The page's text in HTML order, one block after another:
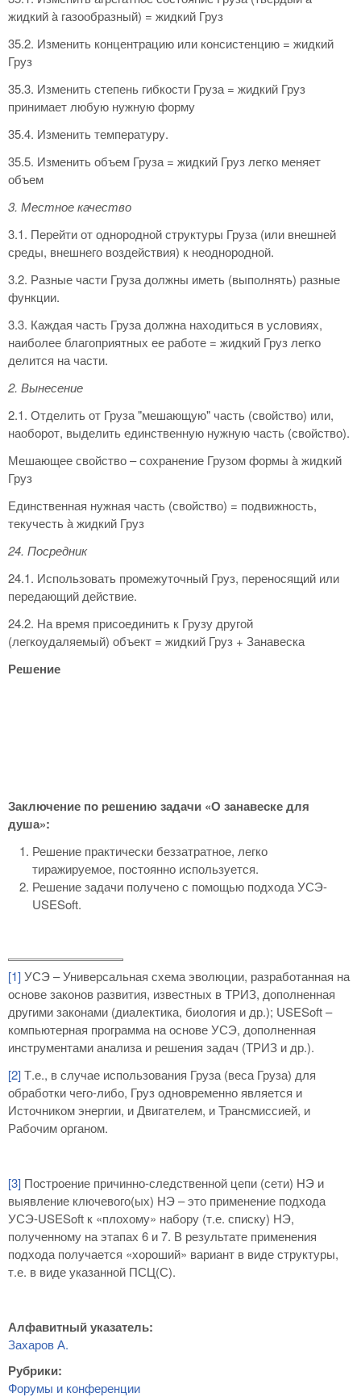
жидкий à газообразный) = жидкий Груз
35.2. Изменить концентрацию или консистенцию = жидкий
Груз
35.3. Изменить степень гибкости Груза = жидкий Груз
принимает любую нужную форму
35.4. Изменить температуру.
35.5. Изменить объем Груза = жидкий Груз легко меняет
объем
3. Местное качество
3.1. Перейти от однородной структуры Груза (или внешней
среды, внешнего воздействия) к неоднородной.
3.2. Разные части Груза должны иметь (выполнять) разные
функции.
3.3. Каждая часть Груза должна находиться в условиях,
наиболее благоприятных ее работе = жидкий Груз легко
делится на части.
2. Вынесение
2.1. Отделить от Груза "мешающую" часть (свойство) или,
наоборот, выделить единственную нужную часть (свойство).
Мешающее свойство – сохранение Грузом формы à жидкий
Груз
Единственная нужная часть (свойство) = подвижность,
текучесть à жидкий Груз
24. Посредник
24.1. Использовать промежуточный Груз, переносящий или
передающий действие.
24.2. На время присоединить к Грузу другой
(легкоудаляемый) объект = жидкий Груз + Занавеска
Решение
Заключение по решению задачи «О занавеске для
душа»:
Решение практически беззатратное, легко
тиражируемое, постоянно используется.
Решение задачи получено с помощью подхода УСЭ-
USESoft.
[1]УСЭ – Универсальная схема эволюции, разработанная на
основе законов развития, известных в ТРИЗ, дополненная
другими законами (диалектика, биология и др.); USESoft –
компьютерная программа на основе УСЭ, дополненная
инструментами анализа и решения задач (ТРИЗ и др.).
[2]Т.е., в случае использования Груза (веса Груза) для
обработки чего-либо, Груз одновременно является и
Источником энергии, и Двигателем, и Трансмиссией, и
Рабочим органом.
[3] Построение причинно-следственной цепи (сети) НЭ и
выявление ключевого(ых) НЭ – это применение подхода
УСЭ-USESoft к «плохому» набору (т.е. списку) НЭ,
полученному на этапах 6 и 7. В результате применения
подхода получается «хороший» вариант в виде структуры,
т.е. в виде указанной ПСЦ(С).
Алфавитный указатель:
Захаров А.
Рубрики:
Форумы и конференции